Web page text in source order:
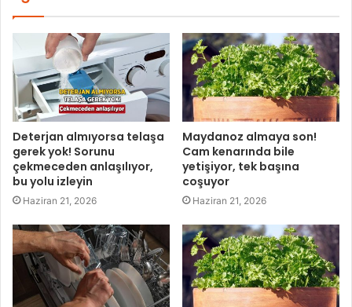
Deterjan almıyorsa telaşa
gerek yok! Sorunu
çekmeceden anlaşılıyor,
bu yolu izleyin
Haziran 21, 2026
Maydanoz almaya son!
Cam kenarında bile
yetişiyor, tek başına
coşuyor
Haziran 21, 2026